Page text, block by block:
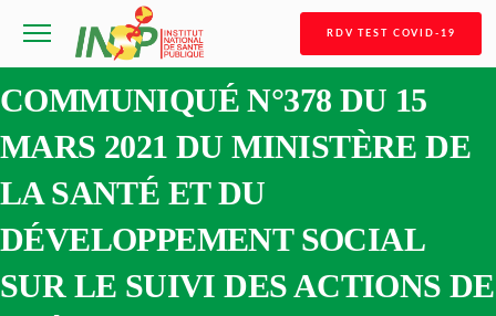
RDV TEST COVID-19
COMMUNIQUÉ N°378 DU 15
MARS 2021 DU MINISTÈRE DE
LA SANTÉ ET DU
DÉVELOPPEMENT SOCIAL
SUR LE SUIVI DES ACTIONS DE